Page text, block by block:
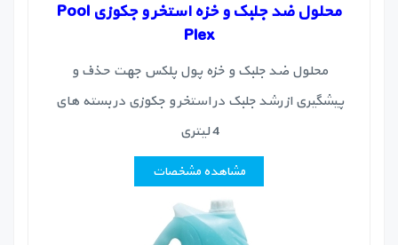
محلول ضد جلبک و خزه استخر و جکوزی Pool
Plex
محلول ضد جلبک و خزه پول پلکس جهت حذف و
پیشگیری از رشد جلبک در استخر و جکوزی در بسته های
4 لیتری
مشاهده مشخصات